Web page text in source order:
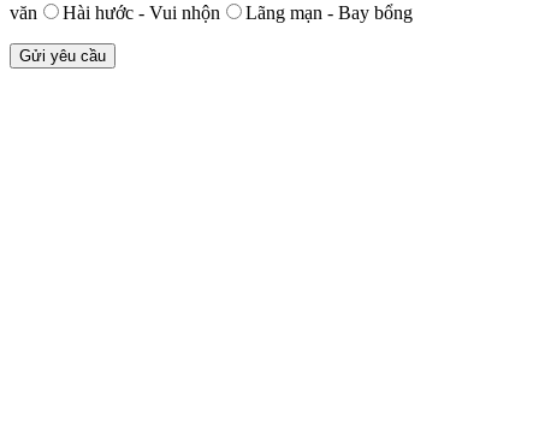
văn
Hài hước - Vui nhộn Lãng mạn - Bay bổng